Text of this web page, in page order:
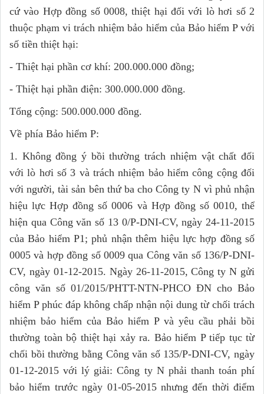
cứ vào Hợp đồng số 0008, thiệt hại đối với lò hơi số 2
thuộc phạm vi trách nhiệm bảo hiểm của Bảo hiểm P với
số tiền thiệt hại:
- Thiệt hại phần cơ khí: 200.000.000 đồng;
- Thiệt hại phần điện: 300.000.000 đồng.
Tổng cộng: 500.000.000 đồng.
Về phía Bảo hiểm P:
1. Không đồng ý bồi thường trách nhiệm vật chất đối
với lò hơi số 3 và trách nhiệm bảo hiểm công cộng đối
với người, tài sản bên thứ ba cho Công ty N vì phủ nhận
hiệu lực Hợp đồng số 0006 và Hợp đồng số 0010, thể
hiện qua Công văn số 13 0/P-DNI-CV, ngày 24-11-2015
của Bảo hiểm P1; phủ nhận thêm hiệu lực hợp đồng số
0005 và hợp đồng số 0009 qua Công văn số 136/P-DNI-
CV, ngày 01-12-2015. Ngày 26-11-2015, Công ty N gửi
công văn số 01/2015/PHTT-NTN-PHCO ĐN cho Bảo
hiểm P phúc đáp không chấp nhận nội dung từ chối trách
nhiệm bảo hiểm của Bảo hiểm P và yêu cầu phải bồi
thường toàn bộ thiệt hại xảy ra. Bảo hiểm P tiếp tục từ
chối bồi thường bằng Công văn số 135/P-DNI-CV, ngày
01-12-2015 với lý giải: Công ty N phải thanh toán phí
bảo hiểm trước ngày 01-05-2015 nhưng đến thời điểm